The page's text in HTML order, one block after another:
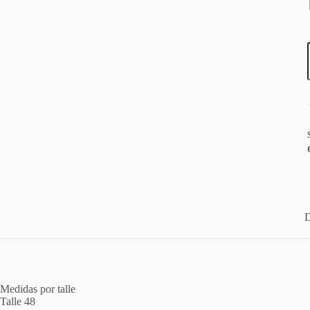
Medidas por talle
Talle 48